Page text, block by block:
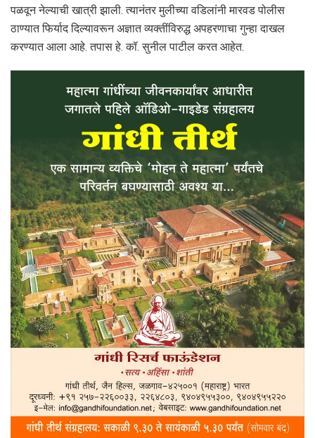
पळवून नेल्याची खात्री झाली. त्यानंतर मुलीच्या वडिलांनी मारवड पोलीस
ठाण्यात फिर्याद दिल्यावरून अज्ञात व्यक्तींविरुद्ध अपहरणाचा गुन्हा दाखल
करण्यात आला आहे. तपास हे. कॉ. सुनील पाटील करत आहेत.